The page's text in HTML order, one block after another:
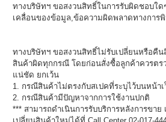
ทางบริษัทฯ ขอสงวนสิทธิ์ในการรับผิดชอบใด
เคลื่อนของข้อมูล,ข้อความผิดพลาดทางการ
ทางบริษัทฯ ขอสงวนสิทธิ์ไม่รับเปลี่ยนหรือคื
สินค้าผิดทุกกรณี โดยก่อนสั่งซื้อลูกค้าควรตร
แน่ชัด ยกเว้น
1. กรณีสินค้าไม่ตรงกับสเปคที่ระบุไว้บนหน้าเ
2. กรณีสินค้ามีปัญหาจากการใช้งานปกติ
*** สามารถดำเนินการรับบริการหลังการขา